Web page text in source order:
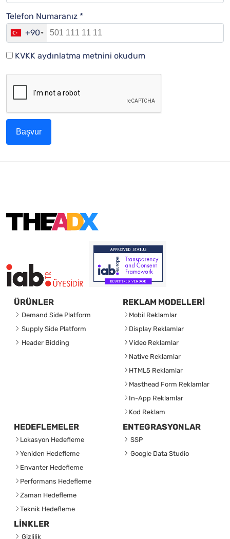
Telefon Numaranız *
+90
KVKK aydınlatma metnini okudum
Başvur
ÜRÜNLER
Demand Side Platform
Supply Side Platform
Header Bidding
REKLAM MODELLERİ
Mobil Reklamlar
Display Reklamlar
Video Reklamlar
Native Reklamlar
HTML5 Reklamlar
Masthead Form Reklamlar
In-App Reklamlar
Kod Reklam
HEDEFLEMELER
Lokasyon Hedefleme
Yeniden Hedefleme
Envanter Hedefleme
Performans Hedefleme
Zaman Hedefleme
Teknik Hedefleme
ENTEGRASYONLAR
SSP
Google Data Studio
LİNKLER
Gizlilik